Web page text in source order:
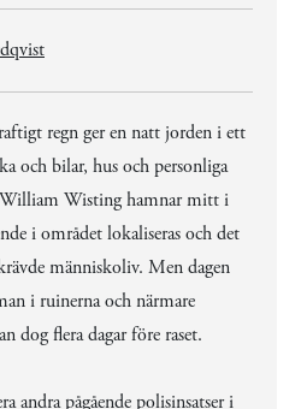
regn ger en natt jorden i ett
och bilar, hus och personliga
Wisting hamnar mitt i
i området lokaliseras och det
människoliv. Men dagen
i ruinerna och närmare
dog flera dagar före raset.
andra pågående polisinsatser i